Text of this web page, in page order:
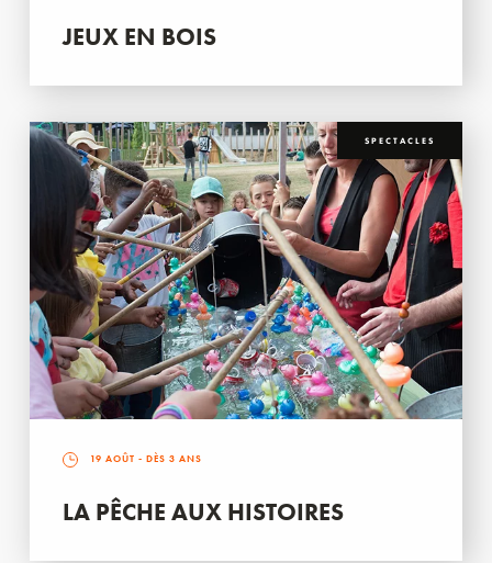
JEUX EN BOIS
SPECTACLES
19 AOÛT - DÈS 3 ANS
LA PÊCHE AUX HISTOIRES